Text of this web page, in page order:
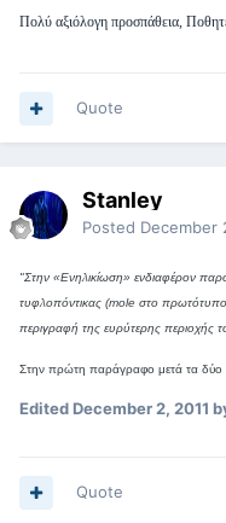
Πολύ αξιόλογη προσπάθεια,
Quote
Stanley
Posted December
"Στην «Ενηλικίωση» ενδιαφέρον
τυφλοπόντικας (mole στο πρωτότυπο)
περιγραφή της ευρύτερης περιοχής
Στην πρώτη παράγραφο μετά τα δύο
EditedDecember 2, 2011
Quote